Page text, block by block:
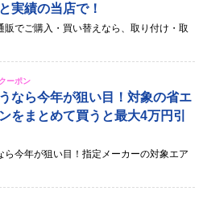
実績の当店で！
販でご購入・買い替えなら、取り付け・取
クーポン
なら今年が狙い目！対象の省エ
をまとめて買うと最大4万円引
ら今年が狙い目！指定メーカーの対象エア